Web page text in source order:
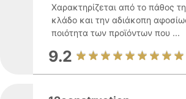
Χαρακτηρίζεται από το πάθος
κλάδο και την αδιάκοπη
ποιότητα των προϊόντων που ...
9.2